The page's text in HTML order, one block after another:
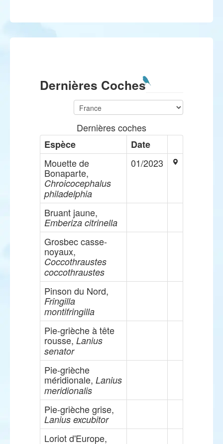
Dernières Coches
Dernières coches
Espèce
Date
Mouette de
Bonaparte,
Chroicocephalus
philadelphia
01/2023
Bruant jaune,
Emberiza citrinella
Grosbec casse-
noyaux,
Coccothraustes
coccothraustes
Pinson du Nord,
Fringilla
montifringilla
Pie-grièche à tête
rousse, Lanius
senator
Pie-grièche
méridionale, Lanius
meridionalis
Pie-grièche grise,
Lanius excubitor
Loriot d'Europe,